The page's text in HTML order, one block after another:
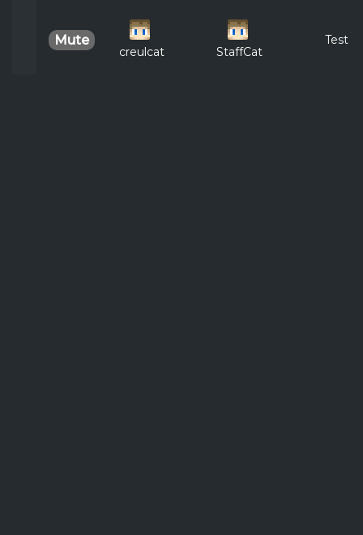
Mute
creulcat StaffCat
Test